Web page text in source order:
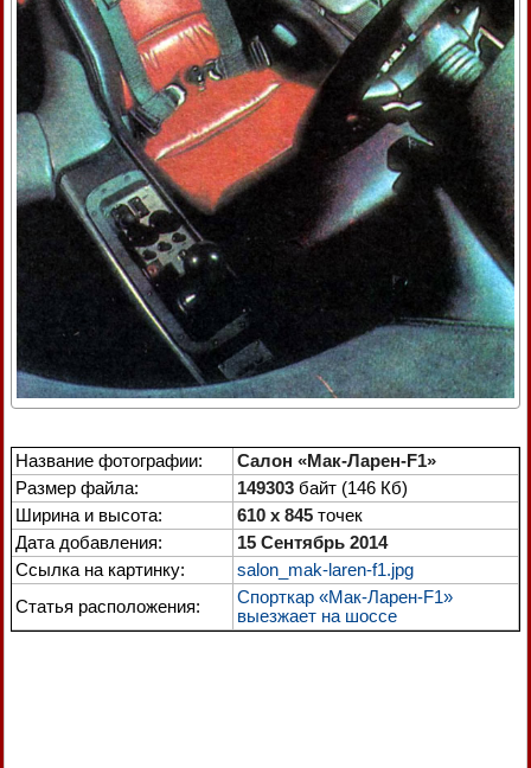
Название фотографии:
Салон «Мак-Ларен-F1»
Размер файла:
149303 байт (146 Кб)
Ширина и высота:
610 x 845 точек
Дата добавления:
15 Сентябрь 2014
Ссылка на картинку:
salon_mak-laren-f1.jpg
Статья расположения:
Спорткар «Мак-Ларен-F1»
выезжает на шоссе